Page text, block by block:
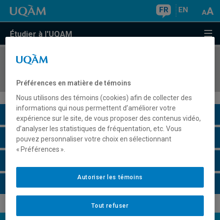
FR EN
Étudier à l'UQAM
COURS//
Description du cours
Horaire - Été 2026
Préférences en matière de témoins
Nous utilisons des témoins (cookies) afin de collecter des
informations qui nous permettent d’améliorer votre
expérience sur le site, de vous proposer des contenus vidéo,
d’analyser les statistiques de fréquentation, etc. Vous
pouvez personnaliser votre choix en sélectionnant
« Préférences ».
Tout refuser
Autoriser les témoins